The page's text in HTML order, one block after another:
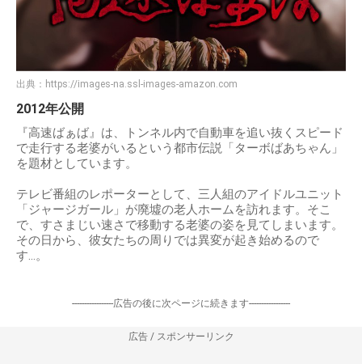
出典： https://images-na.ssl-images-amazon.com
2012年公開
『高速ばぁば』は、トンネル内で自動車を追い抜くスピード
で走行する老婆がいるという都市伝説「ターボばあちゃん」
を題材としています。
テレビ番組のレポーターとして、三人組のアイドルユニット
「ジャージガール」が廃墟の老人ホームを訪れます。そこ
で、すさまじい速さで移動する老婆の姿を見てしまいます。
その日から、彼女たちの周りでは異変が起き始めるので
す…。
-----------------広告の後に次ページに続きます-----------------
広告 / スポンサーリンク